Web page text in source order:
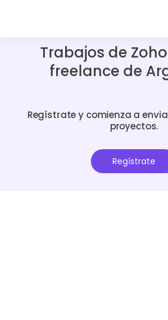
Trabajos de
freelance de
Regístrate y comienza a
proyectos.
Regístrate